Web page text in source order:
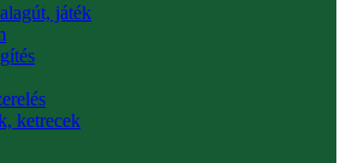
játék
ketrecek